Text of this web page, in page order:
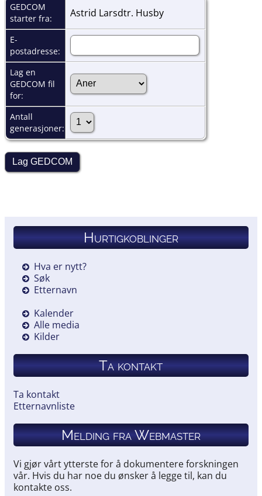
GEDCOM
starter fra:
Astrid Larsdtr. Husby
E-
postadresse:
Lag en
GEDCOM fil
for:
Antall
generasjoner:
Hurtigkoblinger
Hva er nytt?
Søk
Etternavn
Kalender
Alle media
Kilder
Ta kontakt
Ta kontakt
Etternavnliste
Melding fra Webmaster
Vi gjør vårt ytterste for å dokumentere forskningen
vår. Hvis du har noe du ønsker å legge til, kan du
kontakte oss.